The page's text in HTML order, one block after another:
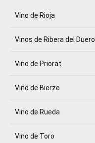
Vino de Rioja
Vinos de Ribera del Duero
Vino de Priorat
Vino de Bierzo
Vino de Rueda
Vino de Toro